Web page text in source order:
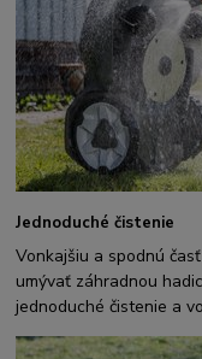
Jednoduché čistenie
Vonkajšiu a spodnú
umývať záhradnou
jednoduché čistenie a